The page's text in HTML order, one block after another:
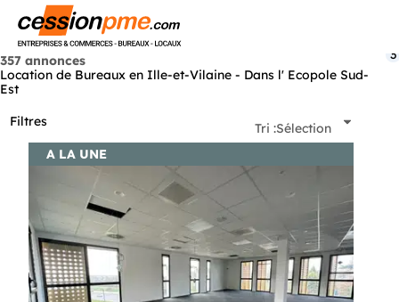
357 annonces
Location de Bureaux en Ille-et-Vilaine - Dans l' Ecopole Sud-
Est
Filtres
3
Tri :Sélection
A LA UNE